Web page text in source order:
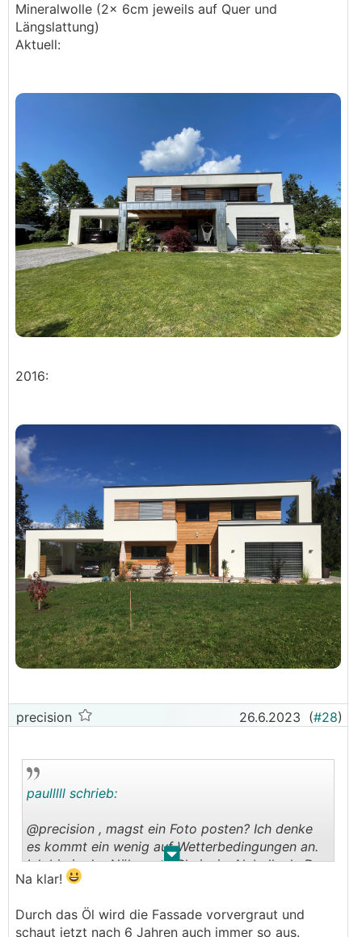
Mineralwolle (2x 6cm jeweils auf Quer und
Längslattung)
Aktuell:
2016:
precision 26.6.2023 (#28)
. .
paulllll schrieb:
@precision , magst ein Foto posten? Ich denke
es kommt ein wenig auf Wetterbedingungen an.
Ich bin in der Nähe vom Rhein, im Nebelloch. Der
Nachbar mit Holzfassade musste die West
nachschleifen/nachstreichen. Das ist Holz nach
Na klar!
Durch das Öl wird die Fassade vorvergraut und
schaut jetzt nach 6 Jahren auch immer so aus.